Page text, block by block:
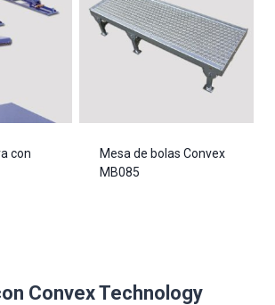
con
Mesa de bolas Convex
MB085
Convex Technology